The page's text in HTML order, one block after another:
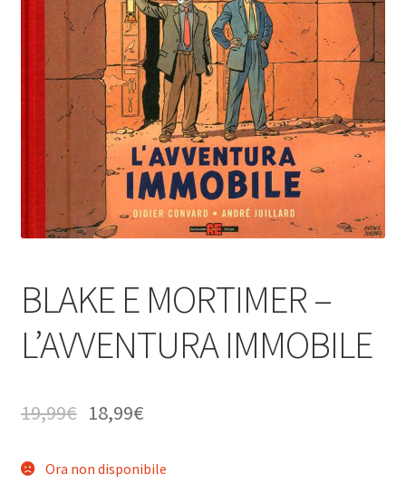
BLAKE E MORTIMER –
L’AVVENTURA IMMOBILE
19,99€ 18,99€
Ora non disponibile